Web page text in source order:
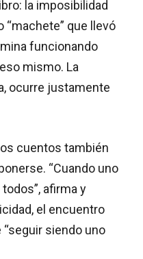
la imposibilidad
que llevó
funcionando
mismo. La
ocurre justamente
cuentos también
“Cuando uno
afirma y
el encuentro
siendo uno